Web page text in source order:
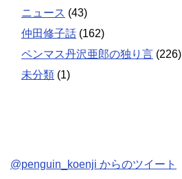
ニュース (43)
仲田修子話 (162)
ペンマス丹沢亜郎の独り言 (226)
未分類 (1)
@penguin_koenji からのツイート